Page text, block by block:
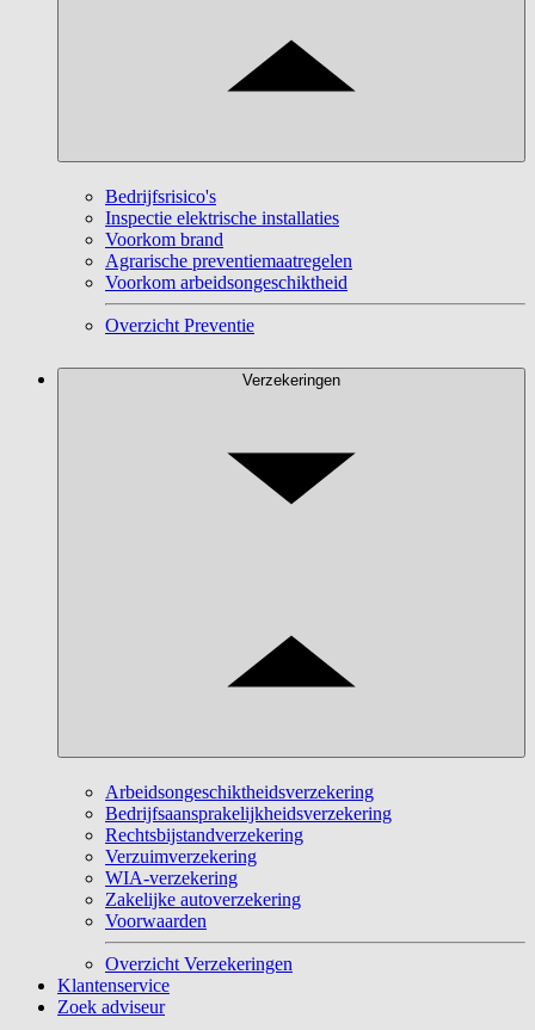
Bedrijfsrisico's
Inspectie elektrische installaties
Voorkom brand
Agrarische preventiemaatregelen
Voorkom arbeidsongeschiktheid
Overzicht Preventie
Verzekeringen
Arbeidsongeschiktheidsverzekering
Bedrijfsaansprakelijkheidsverzekering
Rechtsbijstandverzekering
Verzuimverzekering
WIA-verzekering
Zakelijke autoverzekering
Voorwaarden
Overzicht Verzekeringen
Klantenservice
Zoek adviseur